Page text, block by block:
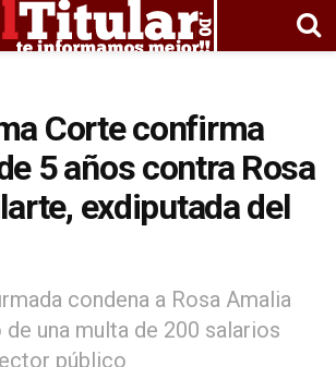
Corte confirma
5 años contra Rosa
exdiputada del
condena a Rosa Amalia
una multa de 200 salarios
público